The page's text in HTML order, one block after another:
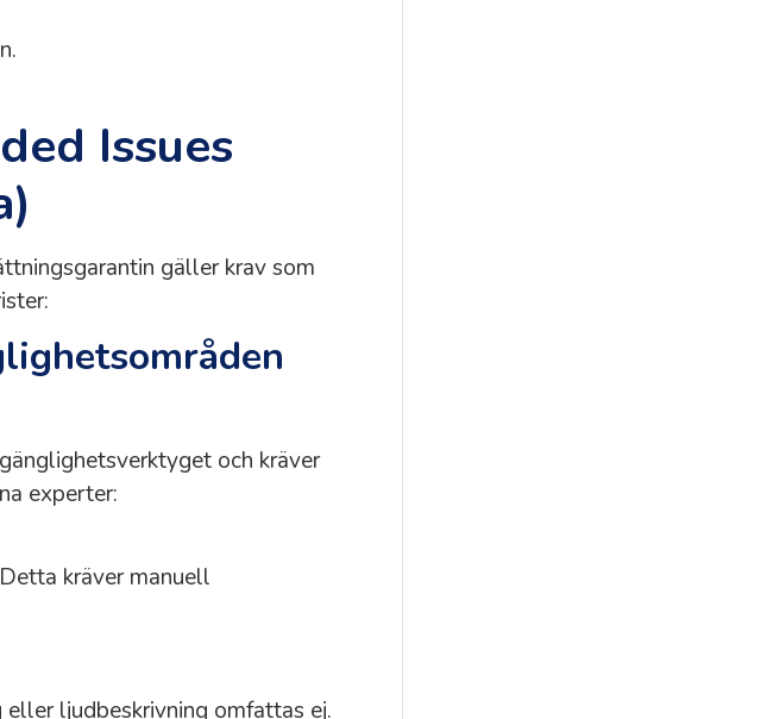
Issues
gäller krav som
och kräver
experter:
kräver manuell
ljudbeskrivning omfattas ej.